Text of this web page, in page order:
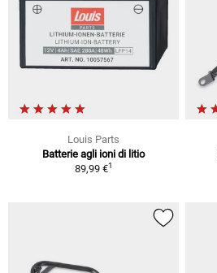
Louis Parts
Batterie agli ioni di litio
89,99 €1